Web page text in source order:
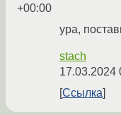
+00:00
ура,
stach
17.03.2024
Ссылка